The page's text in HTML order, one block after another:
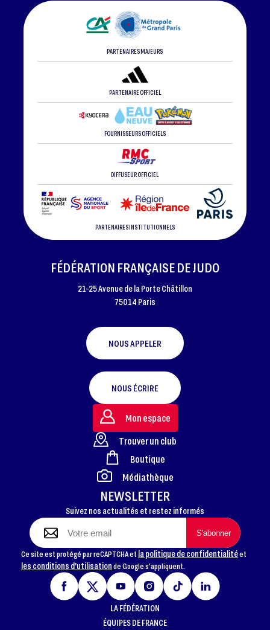
PARTENAIRES MAJEURS
PARTENAIRE OFFICIEL
FOURNISSEURS OFFICIELS
DIFFUSEUR OFFICIEL
PARTENAIRES INSTITUTIONNELS
FOOTER
FÉDÉRATION FRANÇAISE DE JUDO
21-25 Avenue de la Porte Châtillon
75014 Paris
NOUS APPELER
NOUS ÉCRIRE
NEWSLETTER
Suivez nos actualités et restez informés
Ce site est protégé par reCAPTCHA et la politique de confidentialitéet
les conditions d'utilisationde Google s'appliquent.
Mon espace
Trouver un club
Boutique
Médiathèque
LA FÉDÉRATION
ÉQUIPES DE FRANCE